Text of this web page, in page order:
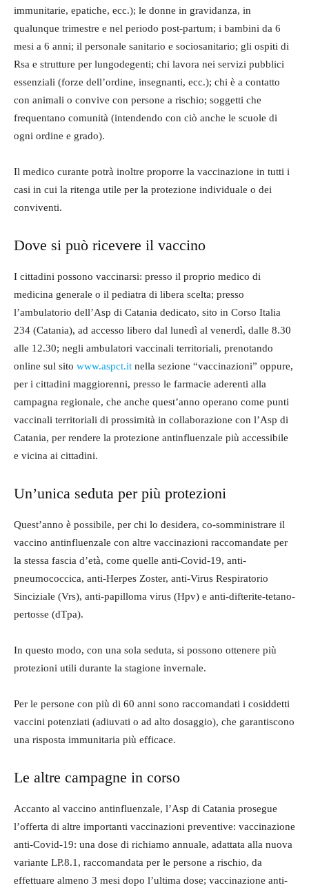
immunitarie, epatiche, ecc.); le donne in gravidanza, in
qualunque trimestre e nel periodo post-partum; i bambini da 6
mesi a 6 anni; il personale sanitario e sociosanitario; gli ospiti di
Rsa e strutture per lungodegenti; chi lavora nei servizi pubblici
essenziali (forze dell’ordine, insegnanti, ecc.); chi è a contatto
con animali o convive con persone a rischio; soggetti che
frequentano comunità (intendendo con ciò anche le scuole di
ogni ordine e grado).
Il medico curante potrà inoltre proporre la vaccinazione in tutti i
casi in cui la ritenga utile per la protezione individuale o dei
conviventi.
Dove si può ricevere il vaccino
I cittadini possono vaccinarsi: presso il proprio medico di
medicina generale o il pediatra di libera scelta; presso
l’ambulatorio dell’Asp di Catania dedicato, sito in Corso Italia
234 (Catania), ad accesso libero dal lunedì al venerdì, dalle 8.30
alle 12.30; negli ambulatori vaccinali territoriali, prenotando
online sul sito www.aspct.it nella sezione “vaccinazioni” oppure,
per i cittadini maggiorenni, presso le farmacie aderenti alla
campagna regionale, che anche quest’anno operano come punti
vaccinali territoriali di prossimità in collaborazione con l’Asp di
Catania, per rendere la protezione antinfluenzale più accessibile
e vicina ai cittadini.
Un’unica seduta per più protezioni
Quest’anno è possibile, per chi lo desidera, co-somministrare il
vaccino antinfluenzale con altre vaccinazioni raccomandate per
la stessa fascia d’età, come quelle anti-Covid-19, anti-
pneumococcica, anti-Herpes Zoster, anti-Virus Respiratorio
Sinciziale (Vrs), anti-papilloma virus (Hpv) e anti-difterite-tetano-
pertosse (dTpa).
In questo modo, con una sola seduta, si possono ottenere più
protezioni utili durante la stagione invernale.
Per le persone con più di 60 anni sono raccomandati i cosiddetti
vaccini potenziati (adiuvati o ad alto dosaggio), che garantiscono
una risposta immunitaria più efficace.
Le altre campagne in corso
Accanto al vaccino antinfluenzale, l’Asp di Catania prosegue
l’offerta di altre importanti vaccinazioni preventive: vaccinazione
anti-Covid-19: una dose di richiamo annuale, adattata alla nuova
variante LP.8.1, raccomandata per le persone a rischio, da
effettuare almeno 3 mesi dopo l’ultima dose; vaccinazione anti-